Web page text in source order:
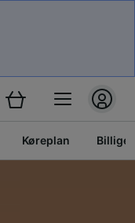
Køreplan Billige